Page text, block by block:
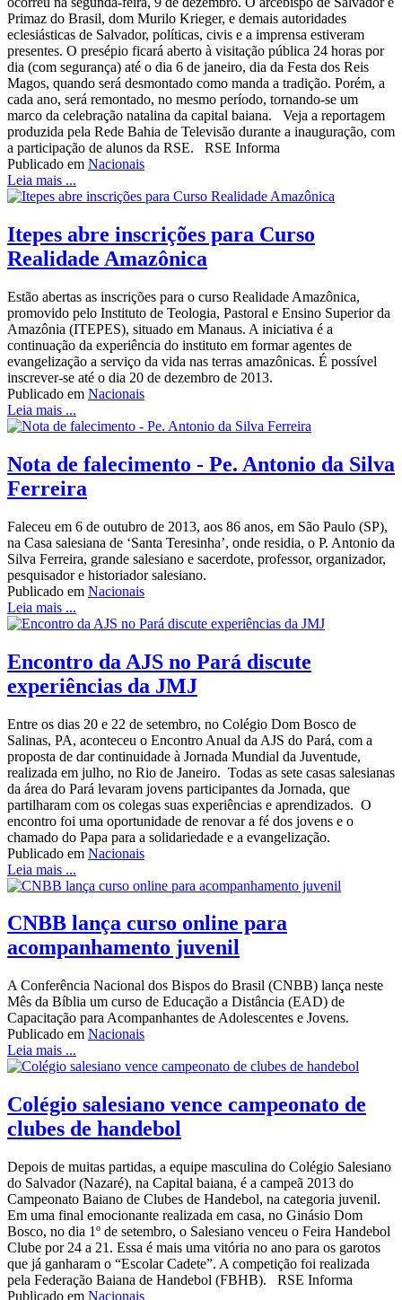
Primaz do Brasil, dom Murilo Krieger, e demais autoridades
eclesiásticas de Salvador, políticas, civis e a imprensa estiveram
presentes. O presépio ficará aberto à visitação pública 24 horas por
dia (com segurança) até o dia 6 de janeiro, dia da Festa dos Reis
Magos, quando será desmontado como manda a tradição. Porém, a
cada ano, será remontado, no mesmo período, tornando-se um
marco da celebração natalina da capital baiana. Veja a reportagem
produzida pela Rede Bahia de Televisão durante a inauguração, com
a participação de alunos da RSE. RSE Informa
Publicado em Nacionais
Leia mais ...
Itepes abre inscrições para Curso
Realidade Amazônica
Estão abertas as inscrições para o curso Realidade Amazônica,
promovido pelo Instituto de Teologia, Pastoral e Ensino Superior da
Amazônia (ITEPES), situado em Manaus. A iniciativa é a
continuação da experiência do instituto em formar agentes de
evangelização a serviço da vida nas terras amazônicas. É possível
inscrever-se até o dia 20 de dezembro de 2013.
Publicado em Nacionais
Leia mais ...
Nota de falecimento - Pe. Antonio da Silva
Ferreira
Faleceu em 6 de outubro de 2013, aos 86 anos, em São Paulo (SP),
na Casa salesiana de ‘Santa Teresinha’, onde residia, o P. Antonio da
Silva Ferreira, grande salesiano e sacerdote, professor, organizador,
pesquisador e historiador salesiano.
Publicado em Nacionais
Leia mais ...
Encontro da AJS no Pará discute
experiências da JMJ
Entre os dias 20 e 22 de setembro, no Colégio Dom Bosco de
Salinas, PA, aconteceu o Encontro Anual da AJS do Pará, com a
proposta de dar continuidade à Jornada Mundial da Juventude,
realizada em julho, no Rio de Janeiro. Todas as sete casas salesianas
da área do Pará levaram jovens participantes da Jornada, que
partilharam com os colegas suas experiências e aprendizados. O
encontro foi uma oportunidade de renovar a fé dos jovens e o
chamado do Papa para a solidariedade e a evangelização.
Publicado em Nacionais
Leia mais ...
CNBB lança curso online para
acompanhamento juvenil
A Conferência Nacional dos Bispos do Brasil (CNBB) lança neste
Mês da Bíblia um curso de Educação a Distância (EAD) de
Capacitação para Acompanhantes de Adolescentes e Jovens.
Publicado em Nacionais
Leia mais ...
Colégio salesiano vence campeonato de
clubes de handebol
Depois de muitas partidas, a equipe masculina do Colégio Salesiano
do Salvador (Nazaré), na Capital baiana, é a campeã 2013 do
Campeonato Baiano de Clubes de Handebol, na categoria juvenil.
Em uma final emocionante realizada em casa, no Ginásio Dom
Bosco, no dia 1º de setembro, o Salesiano venceu o Feira Handebol
Clube por 24 a 21. Essa é mais uma vitória no ano para os garotos
que já ganharam o “Escolar Cadete”. A competição foi realizada
pela Federação Baiana de Handebol (FBHB). RSE Informa
Publicado em Nacionais